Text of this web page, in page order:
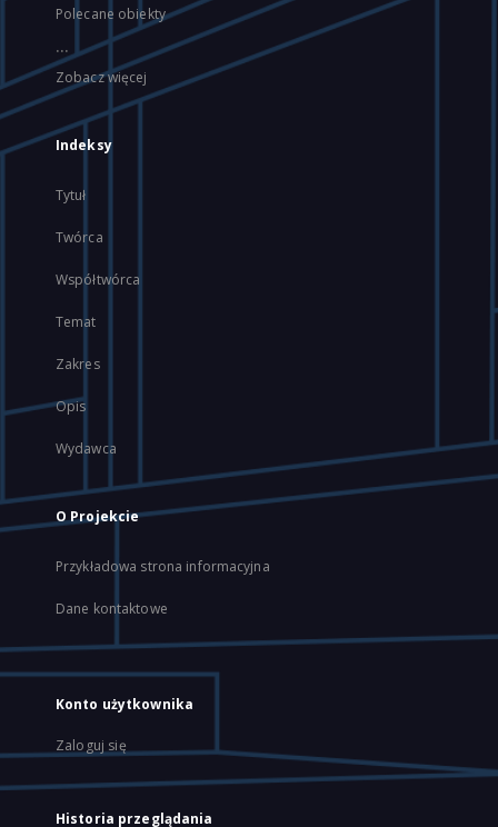
Polecane obiekty
...
Zobacz więcej
Indeksy
Tytuł
Twórca
Współtwórca
Temat
Zakres
Opis
Wydawca
O Projekcie
Przykładowa strona informacyjna
Dane kontaktowe
Konto użytkownika
Zaloguj się
Historia przeglądania